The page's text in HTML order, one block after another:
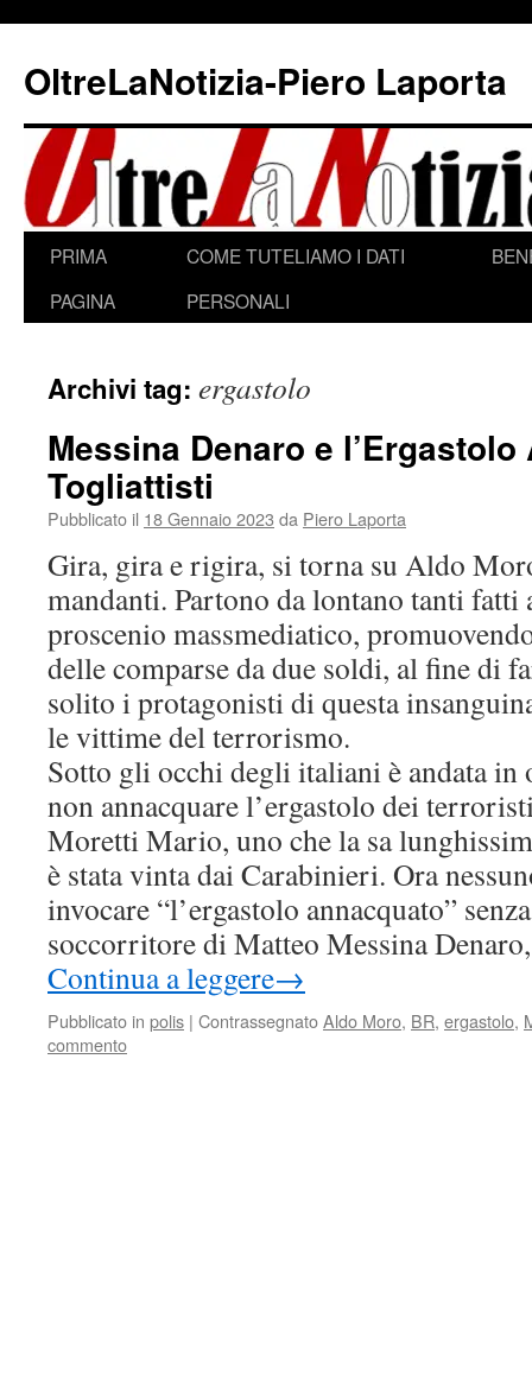
contenuto
OltreLaNotizia-Piero Laporta
PRIMA
PAGINA
COME TUTELIAMO I DATI
PERSONALI
Archivi tag: ergastolo
Messina Denaro e
Togliattisti
Pubblicato il 18 Gennaio 2023 da Piero Laporta
Gira, gira e rigira, si torna su Aldo
mandanti. Partono da lontano tanti fatti
proscenio massmediatico,
delle comparse da due soldi, al fine di
solito i protagonisti di questa
le vittime del terrorismo.
Sotto gli occhi degli italiani è andata in
non annacquare l’ergastolo dei
Moretti Mario, uno che la sa
è stata vinta dai Carabinieri. Ora
invocare “l’ergastolo annacquato”
soccorritore di Matteo Messina
Continua a leggere→
Pubblicato in polis | ContrassegnatoAldo Moro, BR, ergastolo,
commento